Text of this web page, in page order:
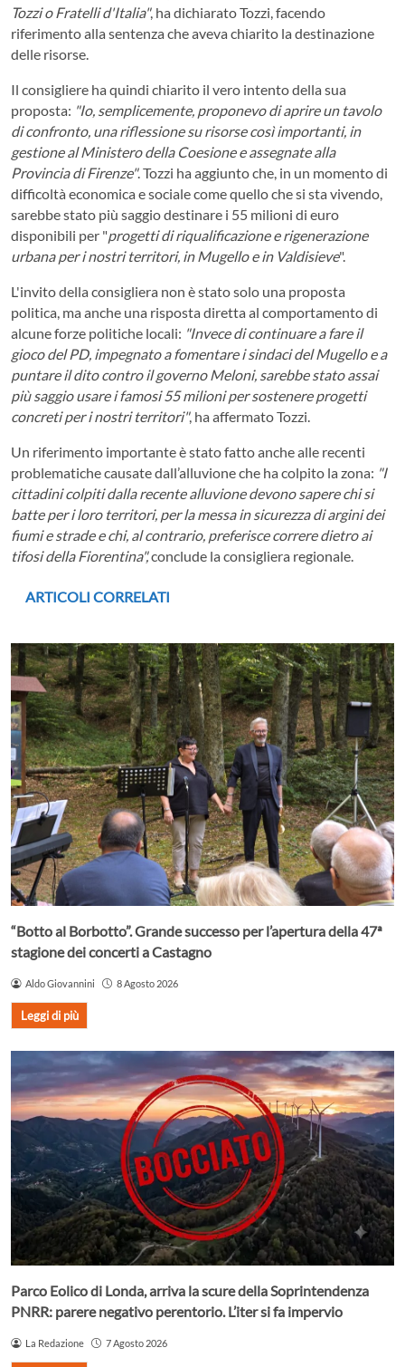
Tozzi o Fratelli d'Italia", ha dichiarato Tozzi, facendo
riferimento alla sentenza che aveva chiarito la destinazione
delle risorse.
Il consigliere ha quindi chiarito il vero intento della sua
proposta: "Io, semplicemente, proponevo di aprire un tavolo
di confronto, una riflessione su risorse così importanti, in
gestione al Ministero della Coesione e assegnate alla
Provincia di Firenze". Tozzi ha aggiunto che, in un momento di
difficoltà economica e sociale come quello che si sta vivendo,
sarebbe stato più saggio destinare i 55 milioni di euro
disponibili per "progetti di riqualificazione e rigenerazione
urbana per i nostri territori, in Mugello e in Valdisieve".
L'invito della consigliera non è stato solo una proposta
politica, ma anche una risposta diretta al comportamento di
alcune forze politiche locali: "Invece di continuare a fare il
gioco del PD, impegnato a fomentare i sindaci del Mugello e a
puntare il dito contro il governo Meloni, sarebbe stato assai
più saggio usare i famosi 55 milioni per sostenere progetti
concreti per i nostri territori", ha affermato Tozzi.
Un riferimento importante è stato fatto anche alle recenti
problematiche causate dall’alluvione che ha colpito la zona: "I
cittadini colpiti dalla recente alluvione devono sapere chi si
batte per i loro territori, per la messa in sicurezza di argini dei
fiumi e strade e chi, al contrario, preferisce correre dietro ai
tifosi della Fiorentina",conclude la consigliera regionale.
ARTICOLI CORRELATI
“Botto al Borbotto”. Grande successo per l’apertura della 47ª
stagione dei concerti a Castagno
Aldo Giovannini 8 Agosto 2026
Leggi di più
Parco Eolico di Londa, arriva la scure della Soprintendenza
PNRR: parere negativo perentorio. L’iter si fa impervio
La Redazione 7 Agosto 2026